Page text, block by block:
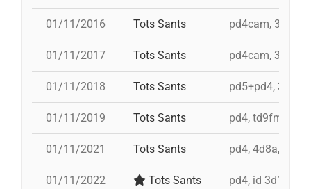
01/11/2016 Tots Sants pd4cam,
01/11/2017 Tots Sants pd4cam,
01/11/2018 Tots Sants pd5+pd4,
01/11/2019 Tots Sants pd4, td9fm+id
01/11/2021 Tots Sants pd4, 4d8a, i
01/11/2022 Tots Sants pd4, id 3d10fm,